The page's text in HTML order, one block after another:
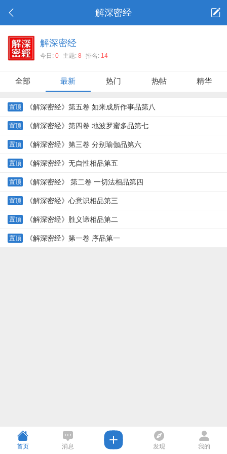
解深密经
解深密经
今日: 0 主题: 8 排名: 14
全部 最新 热门 热帖 精华
置顶 《解深密经》第五卷 如来成所作事品第八
置顶 《解深密经》第四卷 地波罗蜜多品第七
置顶 《解深密经》第三卷 分别瑜伽品第六
置顶 《解深密经》无自性相品第五
置顶 《解深密经》 第二卷 一切法相品第四
置顶 《解深密经》心意识相品第三
置顶 《解深密经》胜义谛相品第二
置顶 《解深密经》第一卷 序品第一
首页 消息 发现 我的